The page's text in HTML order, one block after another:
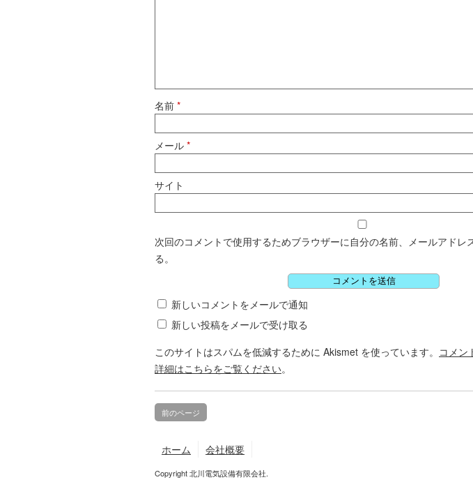
名前 *
メール *
サイト
次回のコメントで使用するためブラウザーに自分の名前、メールアドレ
る。
新しいコメントをメールで通知
新しい投稿をメールで受け取る
このサイトはスパムを低減するために Akismet を使っています。 コメン
詳細はこちらをご覧ください。
前のページ
ホーム 会社概要
Copyright 北川電気設備有限会社.